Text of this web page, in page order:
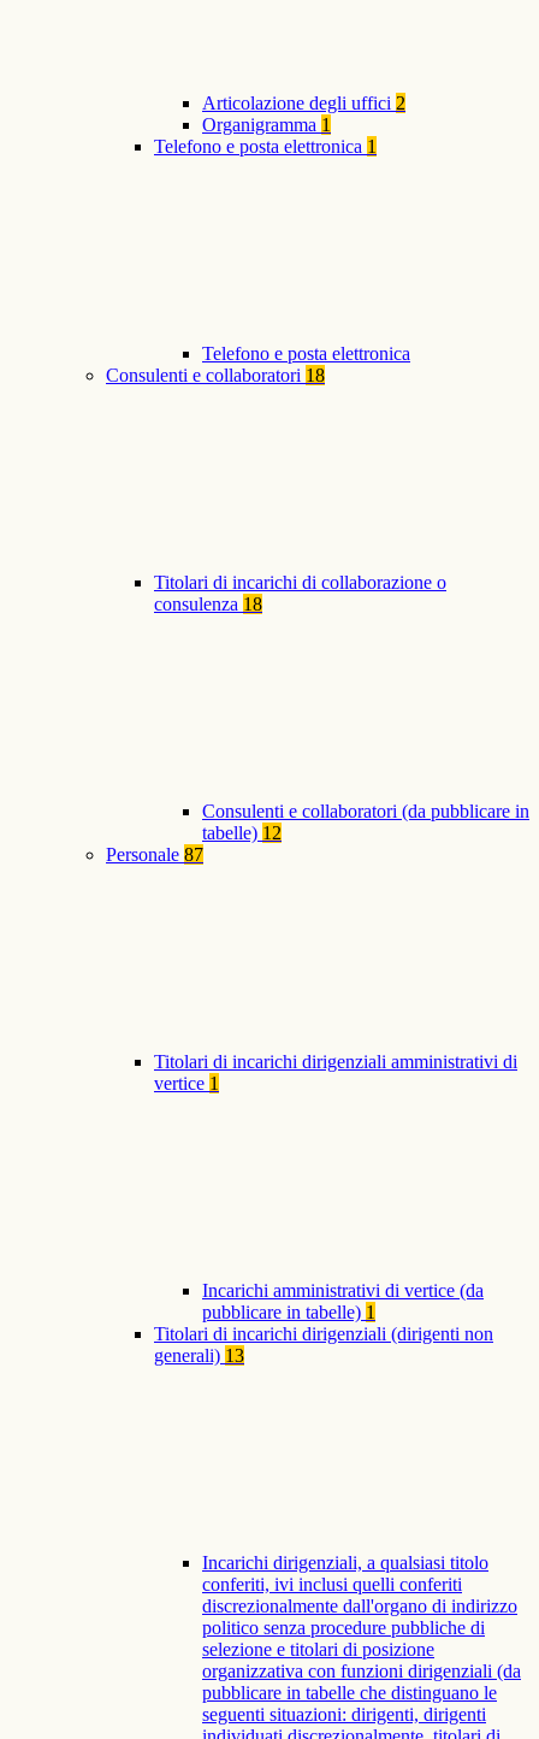
Articolazione degli uffici 2
Organigramma 1
Telefono e posta elettronica 1
Telefono e posta elettronica
Consulenti e collaboratori 18
Titolari di incarichi di collaborazione o
consulenza 18
Consulenti e collaboratori (da pubblicare in
tabelle) 12
Personale 87
Titolari di incarichi dirigenziali amministrativi di
vertice 1
Incarichi amministrativi di vertice (da
pubblicare in tabelle) 1
Titolari di incarichi dirigenziali (dirigenti non
generali) 13
Incarichi dirigenziali, a qualsiasi titolo
conferiti, ivi inclusi quelli conferiti
discrezionalmente dall'organo di indirizzo
politico senza procedure pubbliche di
selezione e titolari di posizione
organizzativa con funzioni dirigenziali (da
pubblicare in tabelle che distinguano le
seguenti situazioni: dirigenti, dirigenti